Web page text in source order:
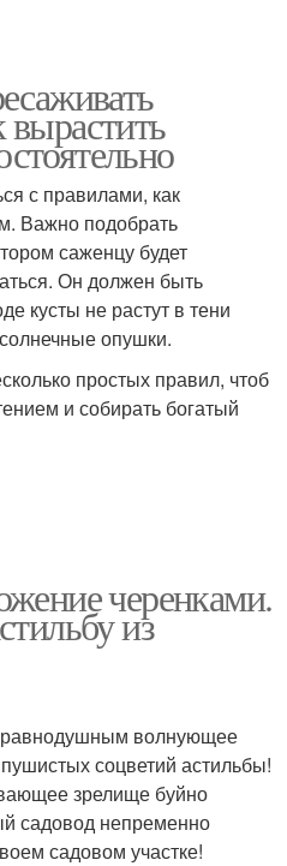
с правилами, как
Важно подобрать
саженцу будет
Он должен быть
кусты не растут в тени
опушки.
простых правил, чтоб
и собирать богатый
черенками.
из
равнодушным волнующее
соцветий астильбы!
зрелище буйно
садовод непременно
садовом участке!